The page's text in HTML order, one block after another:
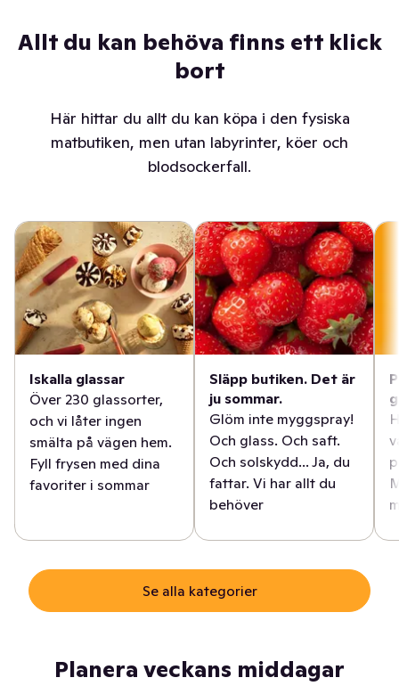
Allt du kan behöva finns ett klick
bort
Här hittar du allt du kan köpa i den fysiska
matbutiken, men utan labyrinter, köer och
blodsockerfall.
Iskalla glassar
Över 230 glassorter,
och vi låter ingen
smälta på vägen hem.
Fyll frysen med dina
favoriter i sommar
Släpp butiken. Det är
ju sommar.
Glöm inte myggspray!
Och glass. Och saft.
Och solskydd... Ja, du
fattar. Vi har allt du
behöver
Se alla kategorier
Planera veckans middagar